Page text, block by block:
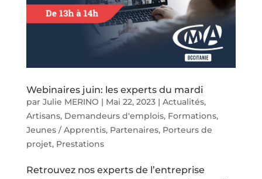
Webinaires juin: les experts du mardi
par Julie MERINO | Mai 22, 2023| Actualités,
Artisans, Demandeurs d'emplois, Formations,
Jeunes / Apprentis, Partenaires, Porteurs de
projet, Prestations
Retrouvez nos experts de l’entreprise